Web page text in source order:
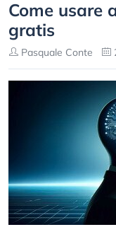
Come usare
gratis
Pasquale Conte